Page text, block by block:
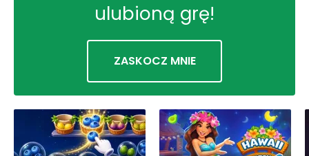
ulubioną grę!
ZASKOCZ MNIE